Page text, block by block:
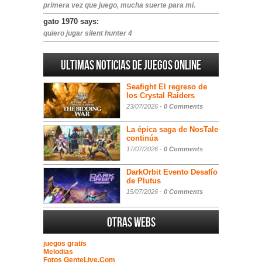
primera vez que juego, mucha suerte para mi.
gato 1970 says:
quiero jugar silent hunter 4
Ultimas noticias de juegos online
Seafight El regreso de
los Crystal Raiders
23/07/2026 - 0 Comments
La épica saga de NosTale
continúa
17/07/2026 - 0 Comments
DarkOrbit Evento Desafío
de Plutus
15/07/2026 - 0 Comments
Otras webs
juegos gratis
Melodias
Fotos GenteLive.Com